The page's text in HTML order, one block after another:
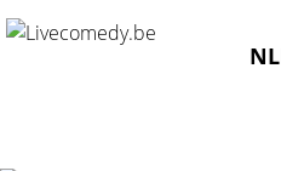
NL
Home/Agenda/ Robrecht